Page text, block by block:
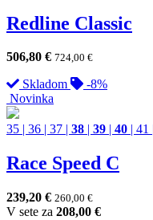
Redline Classic
506,80 € 724,00 €
Skladom
-8%
Novinka
35 36 37 38 39 40 41
Race Speed C
239,20 € 260,00 €
V sete za 208,00 €